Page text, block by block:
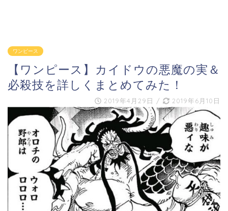
ワンピース
【ワンピース】カイドウの悪魔の実＆
必殺技を詳しくまとめてみた！
2019年4月29日 / 2019年6月10日